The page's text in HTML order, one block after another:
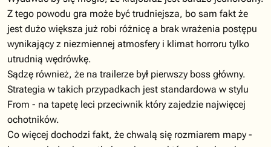
Z tego powodu gra może być trudniejsza, bo sam fakt że
jest dużo większa już robi różnicę a brak wrażenia postępu
wynikający z niezmiennej atmosfery i klimat horroru tylko
utrudnią wędrówkę.
Sądzę również, że na trailerze był pierwszy boss główny.
Strategia w takich przypadkach jest standardowa w stylu
From - na tapetę leci przeciwnik który zajedzie najwięcej
ochotników.
Co więcej dochodzi fakt, że chwalą się rozmiarem mapy -